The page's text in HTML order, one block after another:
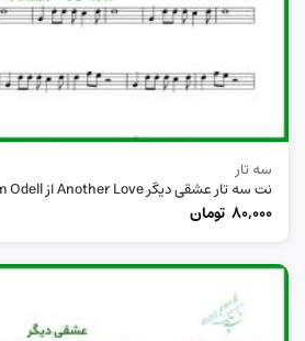
سه تار
نت سه تار عشقی دیگر Another Love از Tom Odell با فیلم آموزشی
80,000 تومان